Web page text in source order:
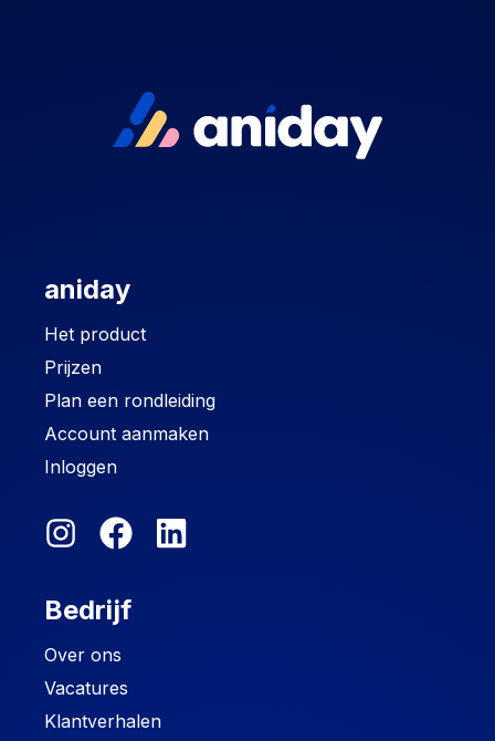
aniday
Het product
Prijzen
Plan een rondleiding
Account aanmaken
Inloggen
Bedrijf
Over ons
Vacatures
Klantverhalen